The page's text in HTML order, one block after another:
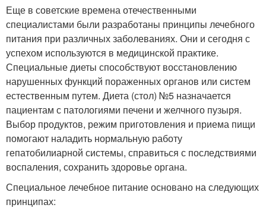
Еще в советские времена отечественными
специалистами были разработаны принципы лечебного
питания при различных заболеваниях. Они и сегодня с
успехом используются в медицинской практике.
Специальные диеты способствуют восстановлению
нарушенных функций пораженных органов или систем
естественным путем. Диета (стол) №5 назначается
пациентам с патологиями печени и желчного пузыря.
Выбор продуктов, режим приготовления и приема пищи
помогают наладить нормальную работу
гепатобилиарной системы, справиться с последствиями
воспаления, сохранить здоровье органа.
Специальное лечебное питание основано на следующих
принципах: